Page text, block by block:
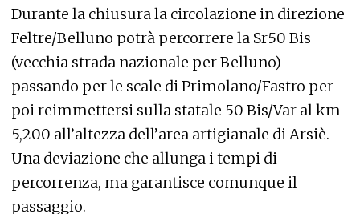
Durante la chiusura la circolazione in direzione
Feltre/Belluno potrà percorrere la Sr50 Bis
(vecchia strada nazionale per Belluno)
passando per le scale di Primolano/Fastro per
poi reimmettersi sulla statale 50 Bis/Var al km
5,200 all’altezza dell’area artigianale di Arsiè.
Una deviazione che allunga i tempi di
percorrenza, ma garantisce comunque il
passaggio.